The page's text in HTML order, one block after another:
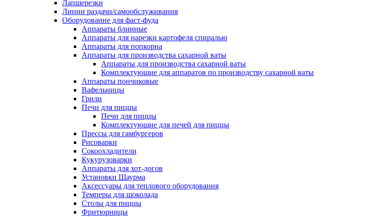
Лапшерезки
Линии раздачи/самообслуживания
Оборудование для фаст-фуда
Аппараты блинные
Аппараты для нарезки картофеля спиралью
Аппараты для попкорна
Аппараты для производства сахарной ваты
Аппараты для производства сахарной ваты
Комплектующие для аппаратов по производству сахарной ваты
Аппараты пончиковые
Вафельницы
Грили
Печи для пиццы
Печи для пиццы
Комплектующие для печей для пиццы
Прессы для гамбургеров
Рисоварки
Сокоохладители
Кукурузоварки
Аппараты для хот-догов
Установки Шаурма
Аксессуары для теплового оборудования
Темперы для шоколада
Столы для пиццы
Фритюрницы